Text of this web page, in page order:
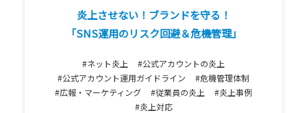
炎上させない！ブランドを守る！
「SNS運用のリスク回避＆危機管理」
#ネット炎上
#公式アカウントの炎上
#公式アカウント運用ガイドライン
#危機管理体制
#広報・マーケティング
#従業員の炎上
#炎上事例
#炎上対応